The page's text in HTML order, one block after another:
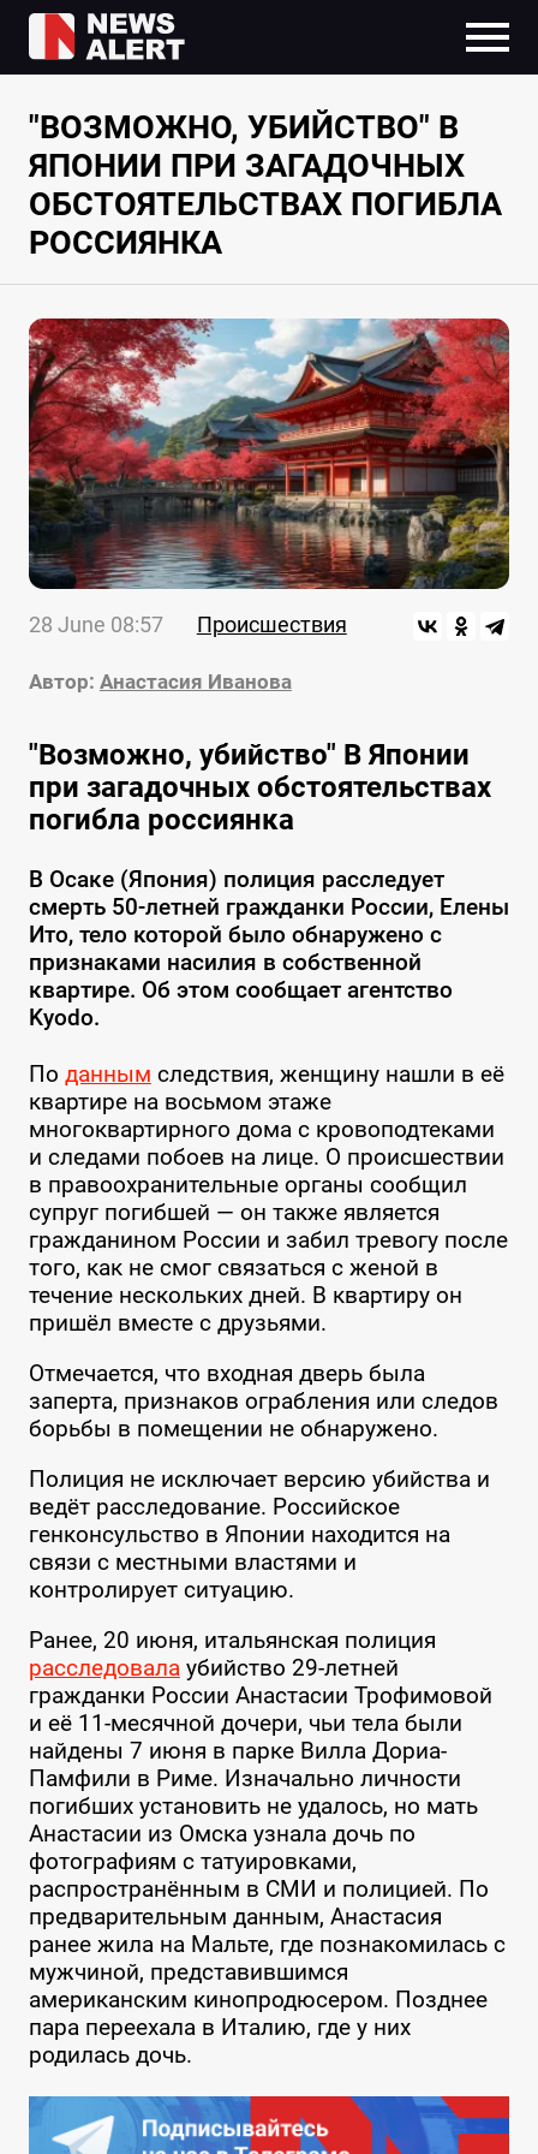
"ВОЗМОЖНО, УБИЙСТВО" В
ЯПОНИИ ПРИ ЗАГАДОЧНЫХ
ОБСТОЯТЕЛЬСТВАХ ПОГИБЛА
РОССИЯНКА
28 June 08:57 Происшествия
Автор: Анастасия Иванова
"Возможно, убийство" В Японии
при загадочных обстоятельствах
погибла россиянка
В Осаке (Япония) полиция расследует
смерть 50-летней гражданки России, Елены
Ито, тело которой было обнаружено с
признаками насилия в собственной
квартире. Об этом сообщает агентство
Kyodo.
По данным следствия, женщину нашли в её
квартире на восьмом этаже
многоквартирного дома с кровоподтеками
и следами побоев на лице. О происшествии
в правоохранительные органы сообщил
супруг погибшей — он также является
гражданином России и забил тревогу после
того, как не смог связаться с женой в
течение нескольких дней. В квартиру он
пришёл вместе с друзьями.
Отмечается, что входная дверь была
заперта, признаков ограбления или следов
борьбы в помещении не обнаружено.
Полиция не исключает версию убийства и
ведёт расследование. Российское
генконсульство в Японии находится на
связи с местными властями и
контролирует ситуацию.
Ранее, 20 июня, итальянская полиция
расследовалаубийство 29-летней
гражданки России Анастасии Трофимовой
и её 11-месячной дочери, чьи тела были
найдены 7 июня в парке Вилла Дориа-
Памфили в Риме. Изначально личности
погибших установить не удалось, но мать
Анастасии из Омска узнала дочь по
фотографиям с татуировками,
распространённым в СМИ и полицией. По
предварительным данным, Анастасия
ранее жила на Мальте, где познакомилась с
мужчиной, представившимся
американским кинопродюсером. Позднее
пара переехала в Италию, где у них
родилась дочь.